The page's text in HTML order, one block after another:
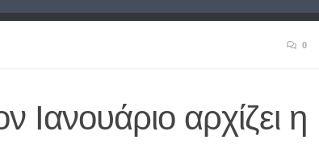
0
Ιανουάριο αρχίζει η